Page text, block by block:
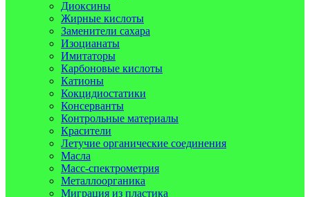
Диоксины
Жирные кислоты
Заменители сахара
Изоцианаты
Имитаторы
Карбоновые кислоты
Катионы
Кокцидиостатики
Консерванты
Контрольные материалы
Красители
Летучие органические соединения
Масла
Масс-спектрометрия
Металлоорганика
Миграция из пластика